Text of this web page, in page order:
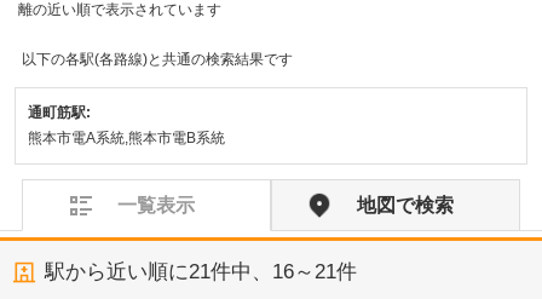
離の近い順で表示されています
以下の各駅(各路線)と共通の検索結果です
通町筋駅:
熊本市電A系統,熊本市電B系統
一覧表示 地図で検索
駅から近い順に21件中、 16～21件